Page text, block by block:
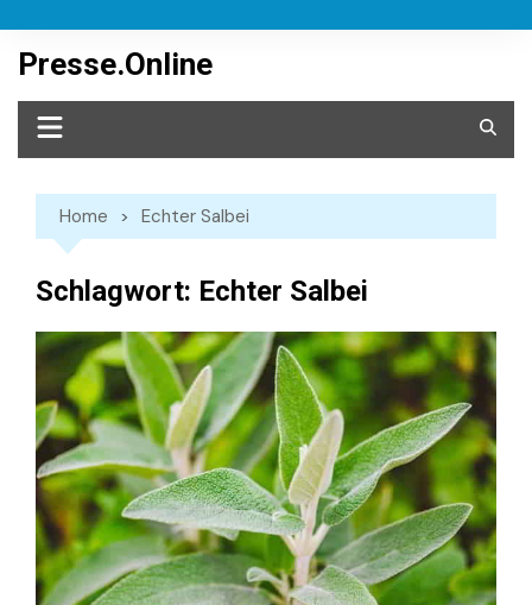
content
Presse.Online
Home Echter Salbei
Schlagwort: Echter Salbei